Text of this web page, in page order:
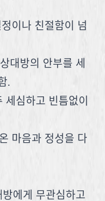
정이나 친절함이 넘
상대방의 안부를 세
.
세심하고 빈틈없이
온 마음과 정성을 다
에게 무관심하고